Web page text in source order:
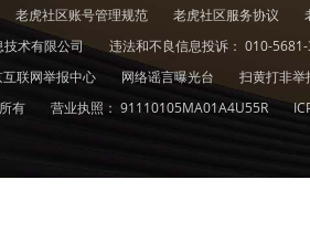
老虎社区账号管理规范 老虎社区服务协议
术有限公司
违法和不良信息投诉： 010-
互联网举报中心 网络谣言曝光台
扫黄打非
有
营业执照： 91110105MA01A4U55R